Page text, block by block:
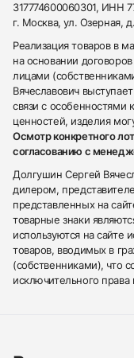
317774600060301, ИНН
г. Москва, ул. Озерная,
Реализация товаров в
на основании
лицами
Вячеславович
связи с особенностями
ценностей, изделия
Осмотр конкретного
согласованию с
Долгушин Сергей
дилером,
представленных на
товарные знаки
используются на сайте
товаров, вводимых в
(собственниками), что
исключительного права